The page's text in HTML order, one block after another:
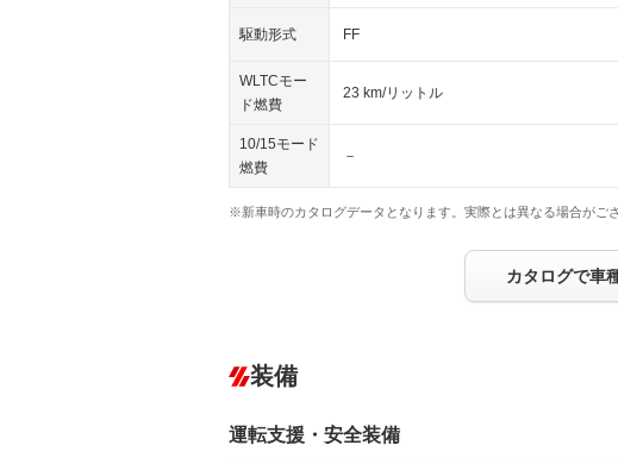
駆動形式 FF
WLTCモー
ド燃費
23 km/リットル
10/15モード
燃費
－
※新車時のカタログデータとなります。実際とは異なる場合がご
カタログで車
装備
運転支援・安全装備